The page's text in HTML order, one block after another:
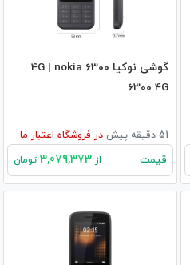
گوشی نوکیا 6300 4G | nokia
6300 4G
51 دقیقه پیش در فروشگاه اعتبار ما
قیمت از تومان